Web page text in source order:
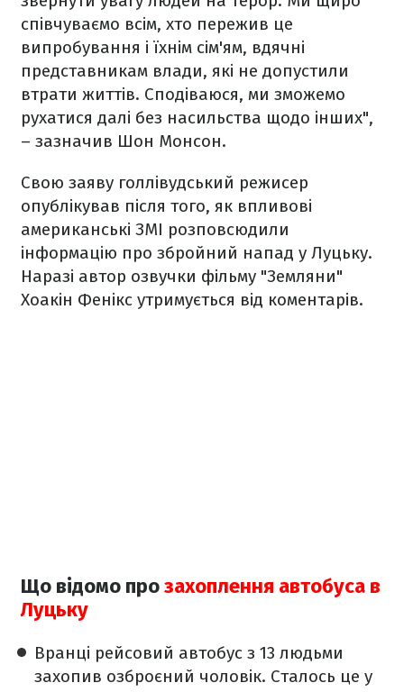
співчуваємо всім, хто пережив це
випробування і їхнім сім'ям, вдячні
представникам влади, які не допустили
втрати життів. Сподіваюся, ми зможемо
рухатися далі без насильства щодо інших",
– зазначив Шон Монсон.
Свою заяву голлівудський режисер
опублікував після того, як впливові
американські ЗМІ розповсюдили
інформацію про збройний напад у Луцьку.
Наразі автор озвучки фільму "Земляни"
Хоакін Фенікс утримується від коментарів.
Що відомо прозахоплення автобуса в
Луцьку
Вранці рейсовий автобус з 13 людьми
захопив озброєний чоловік. Сталось це у